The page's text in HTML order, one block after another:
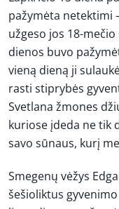
pažymėta netektimi
užgeso jos 18-
dienos buvo
vieną dieną ji
rasti stiprybės
Svetlana žmones
kuriose įdeda ne tik
savo sūnaus, kurį
Smegenų vėžys
šešioliktus